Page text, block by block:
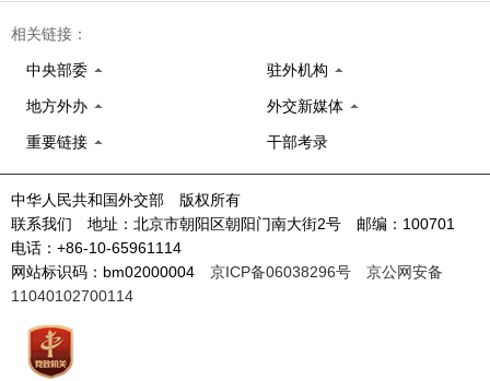
相关链接：
中央部委 驻外机构
地方外办 外交新媒体
重要链接 干部考录
中华人民共和国外交部 版权所有
联系我们 地址：北京市朝阳区朝阳门南大街2号 邮编：100701
电话：+86-10-65961114
网站标识码：bm02000004 京ICP备06038296号
京公网安备
11040102700114